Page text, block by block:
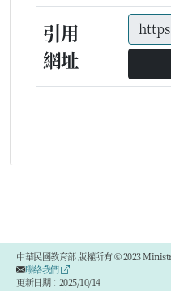
引用
網址
中華民國教育部 版權所有 © 2023
聯絡我們
更新日期：2025/10/14